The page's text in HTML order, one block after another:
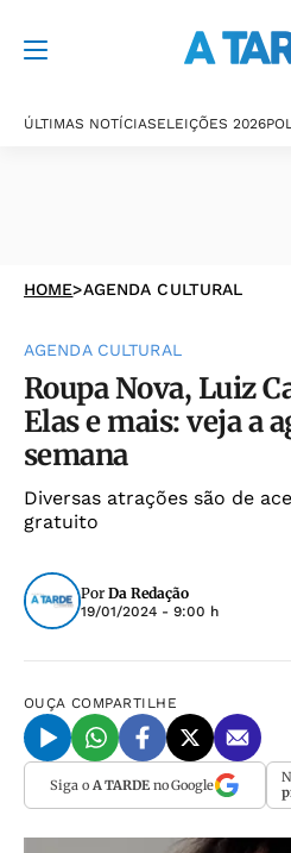
ÚLTIMAS NOTÍCIASELEIÇÕES 2026
HOME>AGENDA CULTURAL
AGENDA CULTURAL
Roupa Nova, Luiz
Elas e mais: veja a
semana
Diversas atrações são de
gratuito
Por Da Redação
19/01/2024 - 9:00 h
OUÇA COMPARTILHE
Siga o A TARDEno Google